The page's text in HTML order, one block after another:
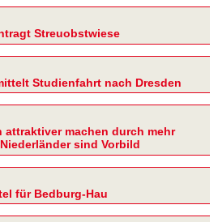
Streuobstwiese
Studienfahrt nach Dresden
attraktiver machen durch mehr
sind Vorbild
für Bedburg-Hau